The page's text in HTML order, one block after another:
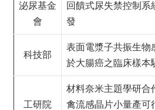
泌尿基金
會
回饋式尿失禁控制系
發
科技部
表面電漿子共振生物
於大腸癌之臨床樣本
工研院
材料奈米主題學研合
禽流感晶片小量產可